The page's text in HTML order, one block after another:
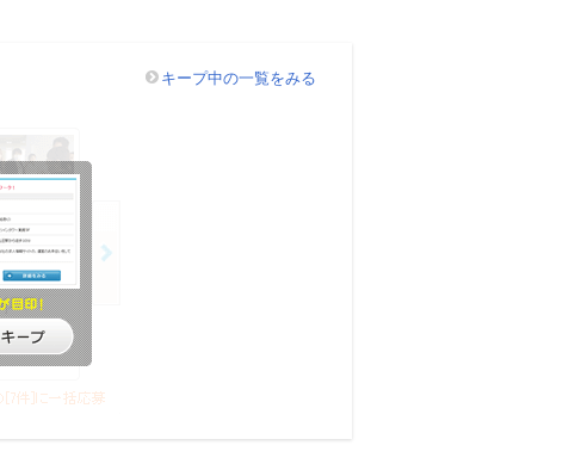
キープ中の一覧をみる